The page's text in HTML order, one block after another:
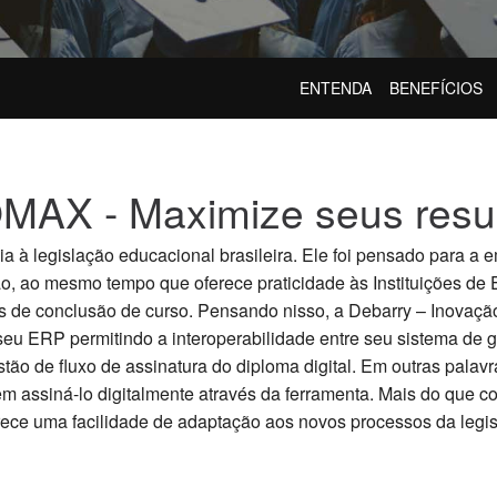
ENTENDA BENEFÍCIOS
- Maximize seus
à legislação educacional brasileira. Ele foi pensado para a
ao mesmo tempo que oferece praticidade às Instituições de
de conclusão de curso. Pensando nisso, a Debarry –
ERP permitindo a interoperabilidade entre seu sistema de
de fluxo de assinatura do diploma digital. Em outras
assiná-lo digitalmente através da ferramenta. Mais do que
uma facilidade de adaptação aos novos processos da